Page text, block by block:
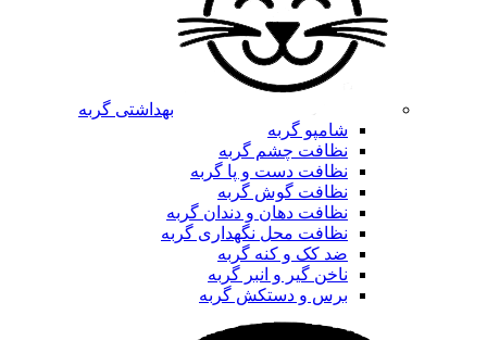
بهداشتی گربه
شامپو گربه
نظافت چشم گربه
نظافت دست و پا گربه
نظافت گوش گربه
نظافت دهان و دندان گربه
نظافت محل نگهداری گربه
ضد کک و کنه گربه
ناخن گیر و انبر گربه
برس و دستکش گربه